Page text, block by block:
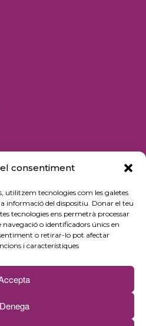
consentiment
utilitzem tecnologies com les galetes
informació del dispositiu. Donar el teu
tecnologies ens permetrà processar
o identificadors únics en
o retirar-lo pot afectar
i característiques
Denega